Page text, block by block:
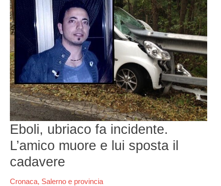
Eboli, ubriaco fa incidente.
L’amico muore e lui sposta il
cadavere
Cronaca, Salerno e provincia
incidente.
L’amico
muore
e
lui
sposta
il
cadavere